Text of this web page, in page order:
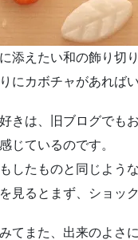
添えたい和の飾り切
にカボチャがあれば
きは、旧ブログでも
じているのです。
したものと同じような
見るとまず、ショッ
てまた、出来のよさ